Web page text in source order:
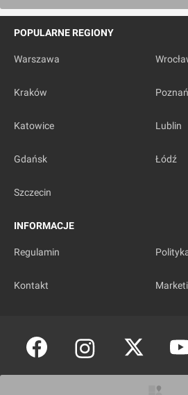
POPULARNE REGIONY
Warszawa
Kraków Poznań
Katowice Lublin
Gdańsk Łódź
Szczecin
INFORMACJE
Regulamin
Kontakt